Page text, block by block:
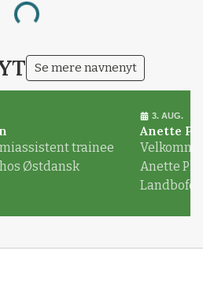
Loading...
Se mere navnenyt
trainee
Østdansk
3. AUG.
Anette
Anette